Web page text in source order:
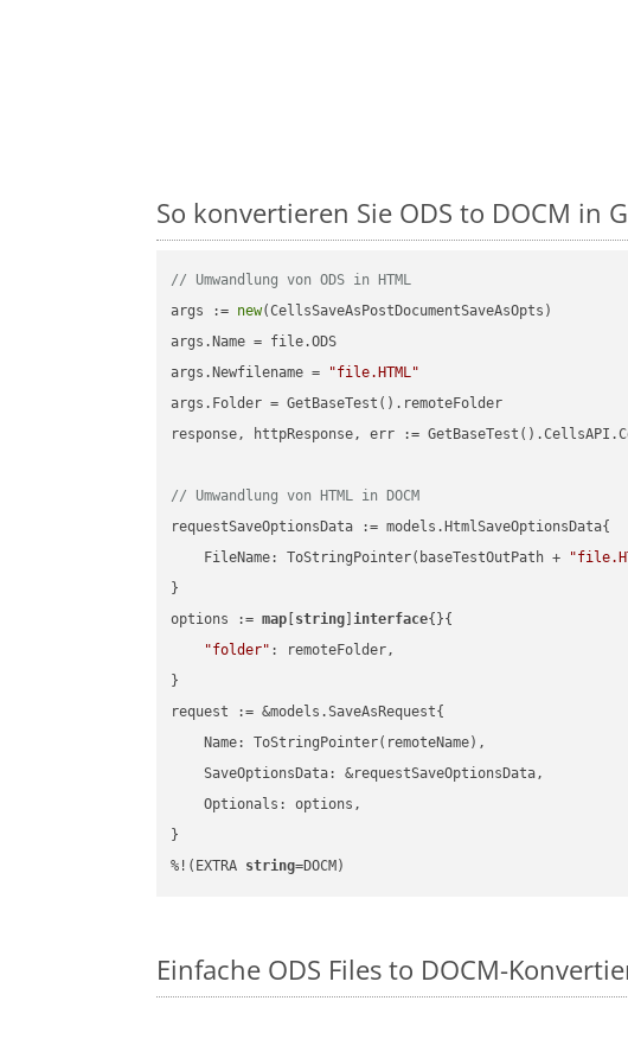
So konvertieren Sie ODS to DOCM in
// Umwandlung von ODS in HTML
args := new(CellsSaveAsPostDocumentSaveAsOpts)
args.Name = file.ODS
args.Newfilename =
"file.HTML"
args.Folder = GetBaseTest().remoteFolder
response, httpResponse, err :=
// Umwandlung von HTML in DOCM
requestSaveOptionsData := models.HtmlSaveOptionsData{
    FileName: ToStringPointer(baseTestOutPath +
}
options := map string ]interface{}{
"folder" : remoteFolder,
}
request := &models.SaveAsRequest{
    Name: ToStringPointer(remoteName),
    SaveOptionsData: &requestSaveOptionsData,
    Optionals: options,
}
%!(EXTRA string=DOCM)
Einfache ODS Files to DOCM-